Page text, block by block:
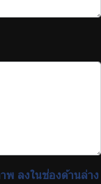
พ ลงในช่องด้านล่าง